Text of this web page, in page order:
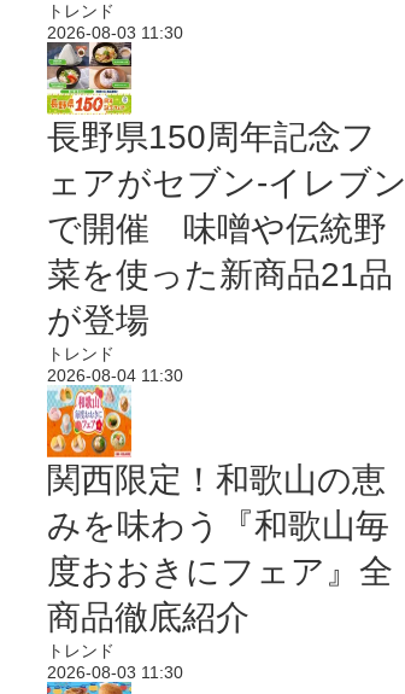
トレンド
2026-08-03 11:30
長野県150周年記念フ
ェアがセブン-イレブン
で開催 味噌や伝統野
菜を使った新商品21品
が登場
トレンド
2026-08-04 11:30
関西限定！和歌山の恵
みを味わう『和歌山毎
度おおきにフェア』全
商品徹底紹介
トレンド
2026-08-03 11:30